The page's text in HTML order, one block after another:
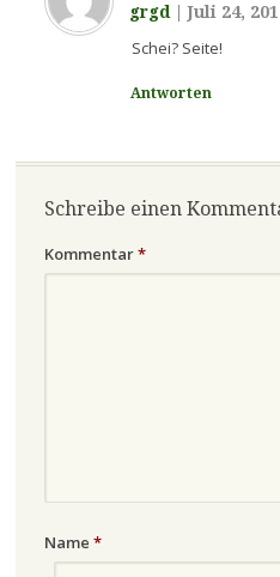
grgd |Juli 24,
Schei? Seite!
Antworten
Schreibe einen
Kommentar*
Name *